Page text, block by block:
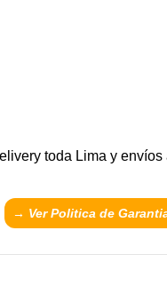
toda Lima y
→ Ver Politica de